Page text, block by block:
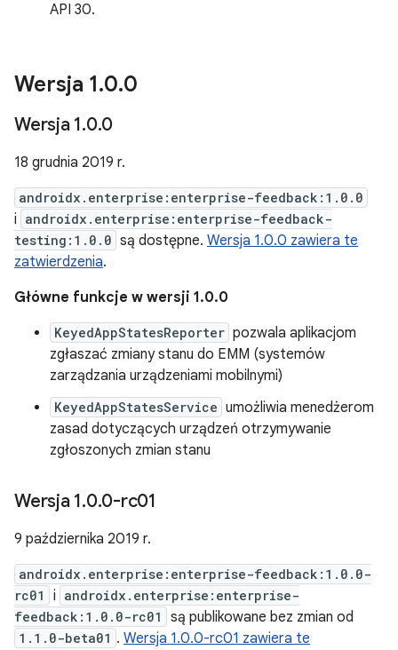
API 30.
Wersja 1.0.0
Wersja 1.0.0
18 grudnia 2019 r.
androidx.enterprise:enterprise-feedback:1.0.0
i androidx.enterprise:enterprise-feedback-
testing:1.0.0 są dostępne. Wersja 1.0.0 zawiera te
zatwierdzenia.
Główne funkcje w wersji 1.0.0
KeyedAppStatesReporter pozwala aplikacjom
zgłaszać zmiany stanu do EMM (systemów
zarządzania urządzeniami mobilnymi)
KeyedAppStatesService umożliwia menedżerom
zasad dotyczących urządzeń otrzymywanie
zgłoszonych zmian stanu
Wersja 1.0.0-rc01
9 października 2019 r.
androidx.enterprise:enterprise-feedback:1.0.0-
rc01
i androidx.enterprise:enterprise-
feedback:1.0.0-rc01
są publikowane bez zmian od
1.1.0-beta01 . Wersja 1.0.0-rc01 zawiera te